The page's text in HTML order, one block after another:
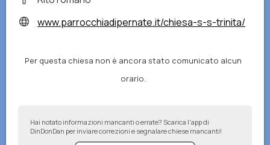
www.parrocchiadipernate.it/chiesa-s-s-trinita/
Per questa chiesa non è ancora stato comunicato alcun
orario.
Hai notato informazioni mancanti o errate? Scarica l'app di
DinDonDan per inviare correzioni e segnalare chiese mancanti!